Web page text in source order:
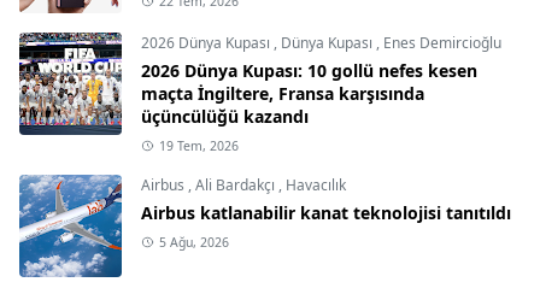
2026 Dünya Kupası , Dünya Kupası , Enes Demircioğlu
2026 Dünya Kupası: 10 gollü nefes kesen
maçta İngiltere, Fransa karşısında
üçüncülüğü kazandı
19 Tem, 2026
Airbus ,Ali Bardakçı , Havacılık
Airbus katlanabilir kanat teknolojisi tanıtıldı
5 Ağu, 2026